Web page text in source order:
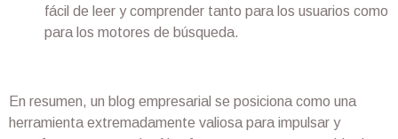
fácil de leer y comprender tanto para los usuarios como
para los motores de búsqueda.
En resumen, un blog empresarial se posiciona como una
herramienta extremadamente valiosa para impulsar y